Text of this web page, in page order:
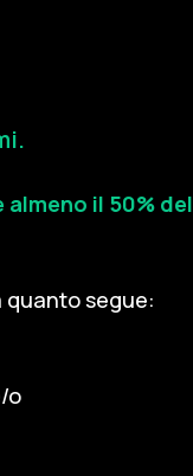
il 50% del
quanto segue:
o